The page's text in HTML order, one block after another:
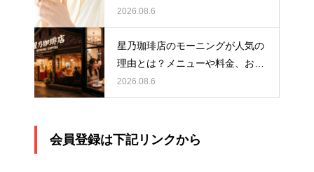
めの取り入れ方を紹介
2026.08.6
星乃珈琲店のモーニングが人気の
理由とは？メニューや料金、おす
すめの楽しみ方を紹介
2026.08.6
会員登録は下記リンクから